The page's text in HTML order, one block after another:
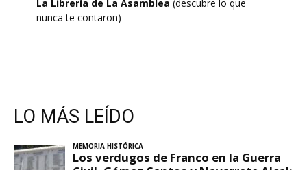
La Librería de La Asamblea (descubre lo que
nunca te contaron)
LO MÁS LEÍDO